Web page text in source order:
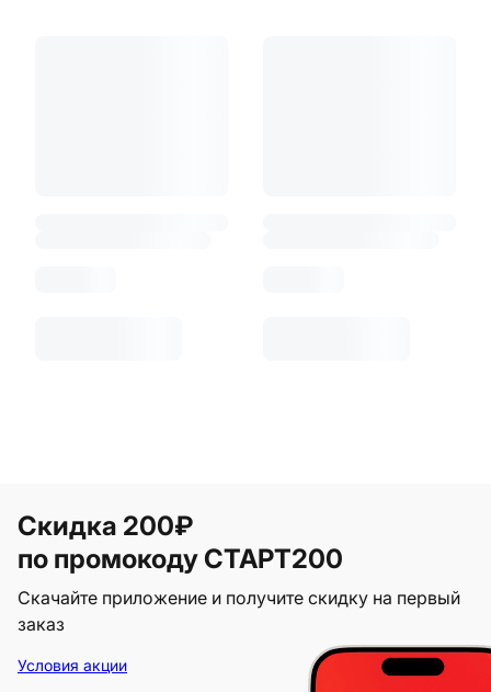
Скидка 200₽
по промокоду СТАРТ200
Скачайте приложение и получите скидку на первый
заказ
Условия акции